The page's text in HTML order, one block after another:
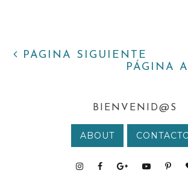
PÁGINA SIGUIENTE
PÁGINA
BIENVENID@S
ABOUT